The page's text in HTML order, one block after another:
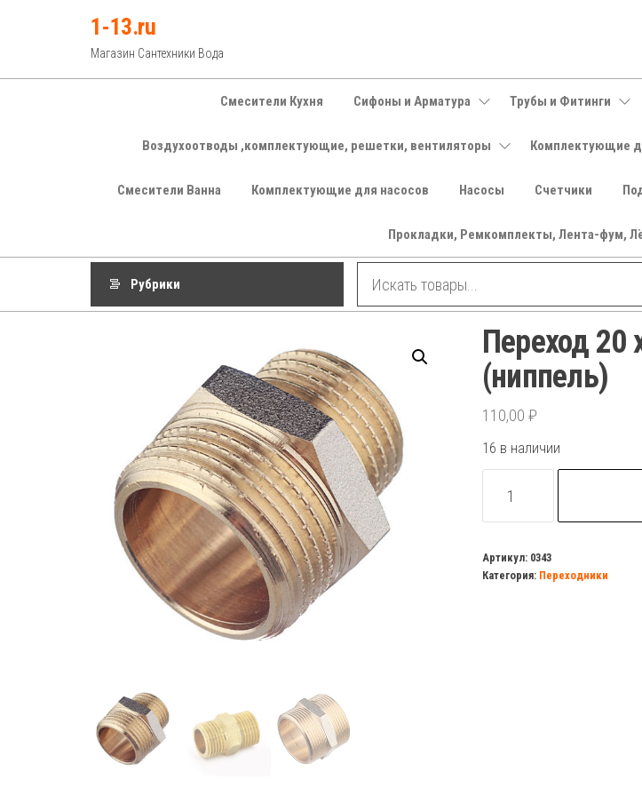
1-13.ru
Магазин Сантехники Вода
Смесители Кухня Сифоны и Арматура Трубы и Фитинги
Воздухоотводы ,комплектующие, решетки, вентиляторы Комплектующие
Смесители Ванна Комплектующие для насосов Насосы Счетчики
Прокладки, Ремкомплекты, Лента-фум,
Рубрики
Переход 20
(ниппель)
110,00 ₽
16 в наличии
товара
20
х
Артикул: 0343
Категория: Переходники